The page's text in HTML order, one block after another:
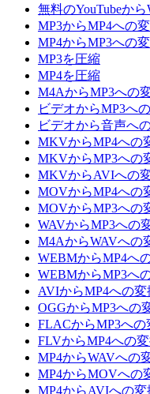
無料のYouTubeか
MP3からMP4への
MP4からMP3への
MP3を圧縮
MP4を圧縮
M4AからMP3への
ビデオからMP3へ
ビデオから音声へ
MKVからMP4への
MKVからMP3への
MKVからAVIへの
MOVからMP4への
MOVからMP3への
WAVからMP3への
M4AからWAVへの
WEBMからMP4へ
WEBMからMP3へ
AVIからMP4への変
OGGからMP3への
FLACからMP3への
FLVからMP4への
MP4からWAVへの
MP4からMOVへの
MP4からAVIへの変